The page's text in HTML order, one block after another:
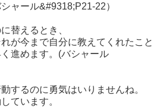
ャール&#9318;P21-22）
替えるとき、
が今まで自分に教えてくれたこと
進めます。(バシャール
するのに勇気はいりませんね。
ています。